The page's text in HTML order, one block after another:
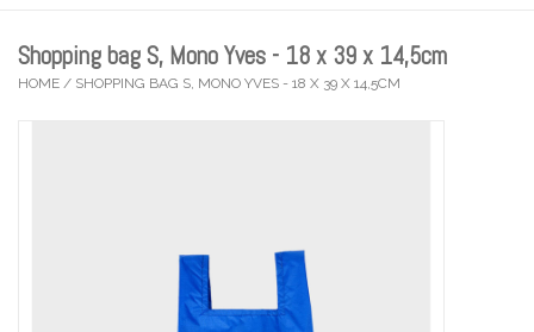
Lifestyle
Shopping bag S, Mono Yves - 18 x 39 x 14,5cm
HOME / SHOPPING BAG S, MONO YVES - 18 X 39 X 14,5CM